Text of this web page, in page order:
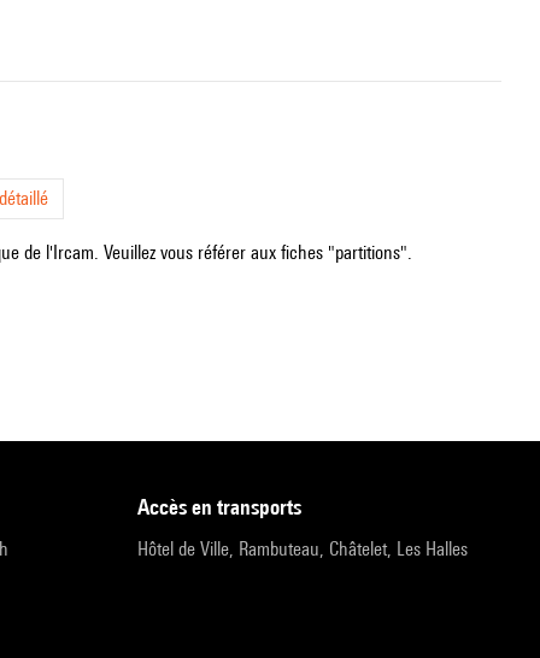
de l'Ircam. Veuillez vous référer aux fiches "partitions".
accès en transports
Hôtel de Ville, Rambuteau, Châtelet, Les Halles